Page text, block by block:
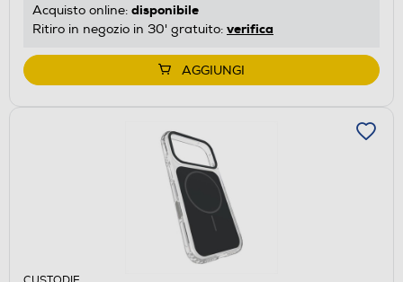
Acquisto online: disponibile
Ritiro in negozio in 30' gratuito: verifica
AGGIUNGI